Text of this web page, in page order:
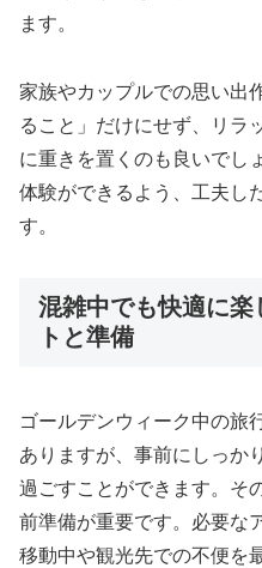
ます。
家族やカップルでの思い出
ること」だけにせず、リラ
に重きを置くのも良いでし
体験ができるよう、工夫し
す。
混雑中でも快適に楽
トと準備
ゴールデンウィーク中の旅
ありますが、事前にしっか
過ごすことができます。そ
前準備が重要です。必要な
移動中や観光先での不便を